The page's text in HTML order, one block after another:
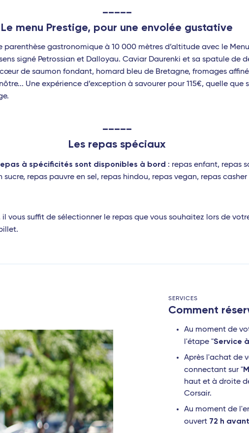
Le menu Prestige, pour une envolée gustative
parenthèse gastronomique à 10 000 mètres d’altitude avec le
signé Petrossian et Dalloyau. Caviar Daurenki et sa spatule de
de saumon fondant, homard bleu de Bretagne, fromages
Une expérience d’exception à savourer pour 115€, quelle que
Les repas spéciaux
à spécificités sont disponibles à bord : repas enfant, repas
sucre, repas pauvre en sel, repas hindou, repas vegan, repas
il vous suffit de sélectionner le repas que vous souhaitez lors de
SERVICES
Comment
Au moment de
l'étape "Service
Après l'achat de
connectant sur "
haut et à droite
Corsair.
Au moment de
ouvert 72 h